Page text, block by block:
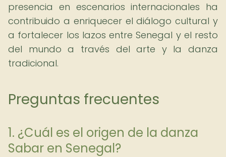
presencia en escenarios internacionales ha
contribuido a enriquecer el diálogo cultural y
a fortalecer los lazos entre Senegal y el resto
del mundo a través del arte y la danza
tradicional.
Preguntas frecuentes
1. ¿Cuál es el origen de la danza
Sabar en Senegal?